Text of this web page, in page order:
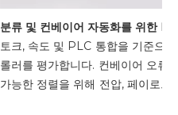
토크, 속도 및 PLC 통합을 기준으로
롤러를 평가합니다. 컨베이어 오류
가능한 정렬을 위해 전압, 페이로드